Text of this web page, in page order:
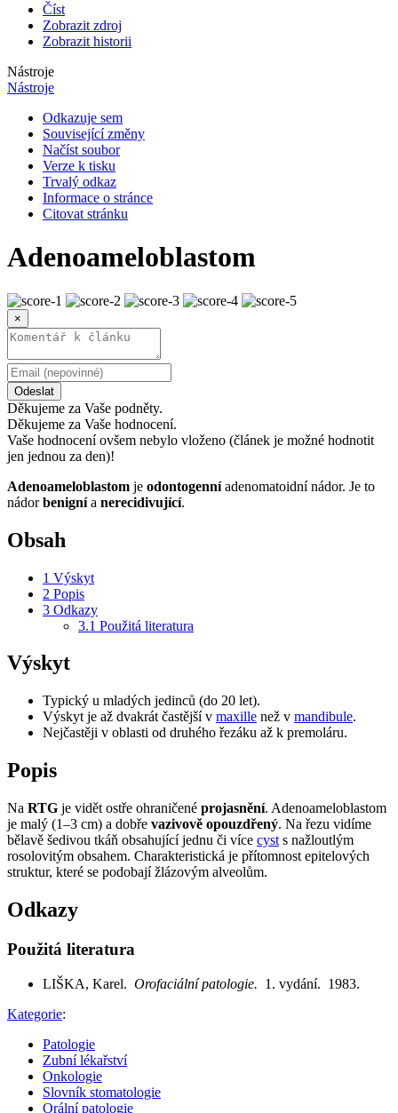
Číst
Zobrazit zdroj
Zobrazit historii
Nástroje
Nástroje
Odkazuje sem
Související změny
Načíst soubor
Verze k tisku
Trvalý odkaz
Informace o stránce
Citovat stránku
Adenoameloblastom
×
Odeslat
Děkujeme za Vaše podněty.
Děkujeme za Vaše hodnocení.
Vaše hodnocení ovšem nebylo vloženo (článek je možné hodnotit
jen jednou za den)!
Adenoameloblastom je odontogenníadenomatoidní nádor. Je to
nádorbenignía nerecidivující.
Obsah
1 Výskyt
2 Popis
3 Odkazy
3.1 Použitá literatura
Výskyt
Typický u mladých jedinců (do 20 let).
Výskyt je až dvakrát častější v maxille než v mandibule.
Nejčastěji v oblasti od druhého řezáku až k premoláru.
Popis
Na RTG je vidět ostře ohraničené projasnění. Adenoameloblastom
je malý (1–3 cm) a dobře vazivově opouzdřený. Na řezu vidíme
bělavě šedivou tkáň obsahující jednu či více cyst s nažloutlým
rosolovitým obsahem. Charakteristická je přítomnost epitelových
struktur, které se podobají žlázovým alveolům.
Odkazy
Použitá literatura
LIŠKA, Karel. Orofaciální patologie. 1. vydání. 1983.
Kategorie:
Patologie
Zubní lékařství
Onkologie
Slovník stomatologie
Orální patologie